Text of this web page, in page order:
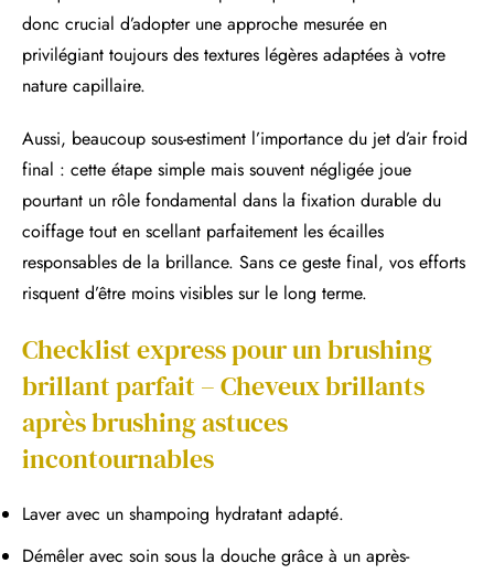
donc crucial d’adopter une approche mesurée en
privilégiant toujours des textures légères adaptées à votre
nature capillaire.
Aussi, beaucoup sous-estiment l’importance du jet d’air froid
final : cette étape simple mais souvent négligée joue
pourtant un rôle fondamental dans la fixation durable du
coiffage tout en scellant parfaitement les écailles
responsables de la brillance. Sans ce geste final, vos efforts
risquent d’être moins visibles sur le long terme.
Checklist express pour un brushing
brillant parfait – Cheveux brillants
après brushing astuces
incontournables
Laver avec un shampoing hydratant adapté.
Démêler avec soin sous la douche grâce à un après-